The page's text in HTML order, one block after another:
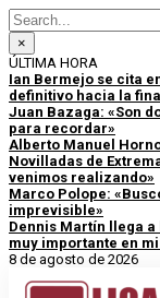
×
ÚLTIMA HORA
Ian Bermejo se cita
definitivo hacia la
Juan Bazaga: «Son
para recordar»
Alberto Manuel
Novilladas de
venimos realizando»
Marco Polope:
imprevisible»
Dennis Martín llega
muy importante en
8 de agosto de 2026